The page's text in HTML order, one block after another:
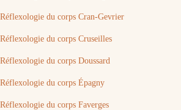
Réflexologie du corps Cran-Gevrier
Réflexologie du corps Cruseilles
Réflexologie du corps Doussard
Réflexologie du corps Épagny
Réflexologie du corps Faverges